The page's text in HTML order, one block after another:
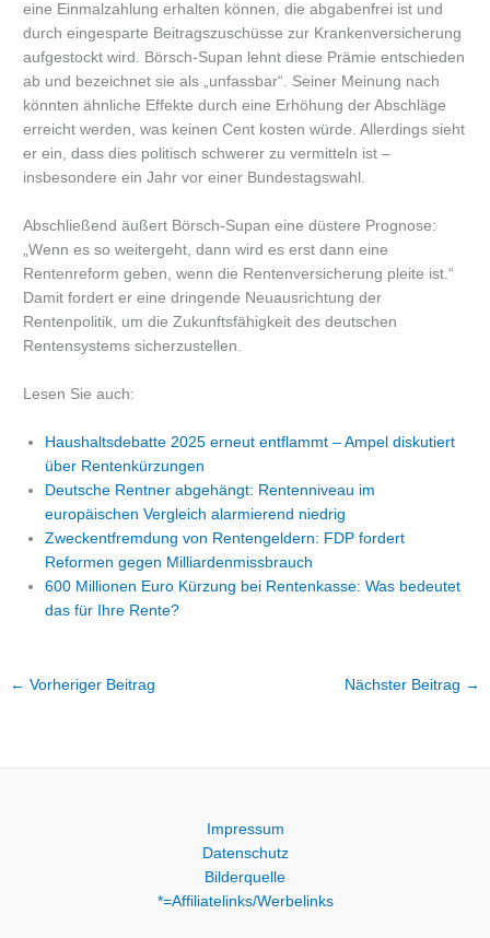
eine Einmalzahlung erhalten können, die abgabenfrei ist und
durch eingesparte Beitragszuschüsse zur Krankenversicherung
aufgestockt wird. Börsch-Supan lehnt diese Prämie entschieden
ab und bezeichnet sie als „unfassbar“. Seiner Meinung nach
könnten ähnliche Effekte durch eine Erhöhung der Abschläge
erreicht werden, was keinen Cent kosten würde. Allerdings sieht
er ein, dass dies politisch schwerer zu vermitteln ist –
insbesondere ein Jahr vor einer Bundestagswahl.
Abschließend äußert Börsch-Supan eine düstere Prognose:
„Wenn es so weitergeht, dann wird es erst dann eine
Rentenreform geben, wenn die Rentenversicherung pleite ist.“
Damit fordert er eine dringende Neuausrichtung der
Rentenpolitik, um die Zukunftsfähigkeit des deutschen
Rentensystems sicherzustellen.
Lesen Sie auch:
Haushaltsdebatte 2025 erneut entflammt – Ampel diskutiert
über Rentenkürzungen
Deutsche Rentner abgehängt: Rentenniveau im
europäischen Vergleich alarmierend niedrig
Zweckentfremdung von Rentengeldern: FDP fordert
Reformen gegen Milliardenmissbrauch
600 Millionen Euro Kürzung bei Rentenkasse: Was bedeutet
das für Ihre Rente?
← Vorheriger Beitrag Nächster Beitrag →
Impressum
Datenschutz
Bilderquelle
*=Affiliatelinks/Werbelinks